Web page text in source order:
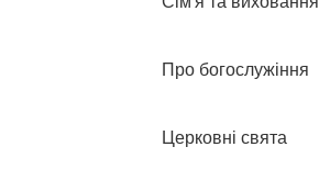
Про богослужіння
Церковні свята